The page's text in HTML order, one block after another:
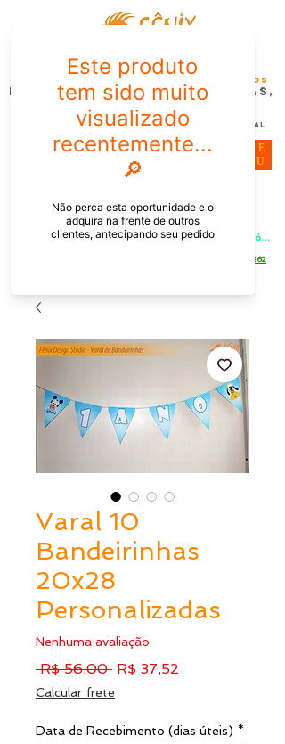
FÊNIX DESIGN STUDIO | Design
Gráfico| Desenvolvimento de Produtos
Personalizados para Pessoas,
Empresas e EventoS
Lembrancinhas, Brindes promocionais,
Decoração, Presentes e Comunicação Visual
PEDIDOS PELO CHAT OU WHATSAPP: Informe os produtos,
quantidade e o CEP ou endereço de entrega e receba um link já
ME
NU
[21] 9 6546 4862
Varal 10
Bandeirinhas
20x28
Personalizadas
Nenhuma avaliação
R$ 56,00 Preço
R$ 37,52
Calcular frete
Data de Recebimento (dias úteis) *